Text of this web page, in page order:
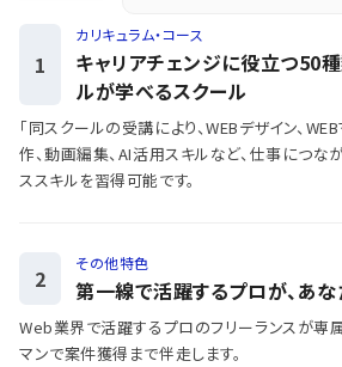
1
カリキュラム・コース
キャリアチェンジに役立つ50
ルが学べるスクール
「同スクールの受講により、WEBデザイン、
作、動画編集、AI活用スキルなど、仕事につ
ススキルを習得可能です。
2
その他特色
第一線で活躍するプロが、あ
Web業界で活躍するプロのフリーランスが専
マンで案件獲得まで伴走します。